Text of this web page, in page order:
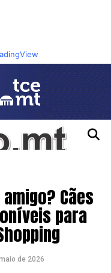
Cães
para
de 2026